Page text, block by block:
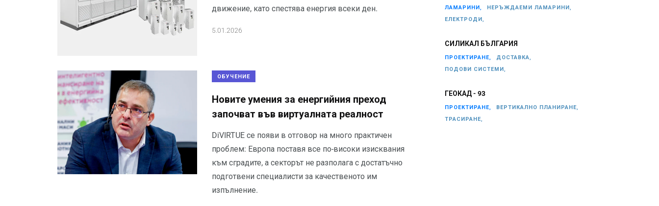
движение, като спестява енергия всеки ден.
5.01.2026
ОБУЧЕНИЕ
Новите умения за енергийния преход
започват във виртуалната реалност
DiVIRTUE се появи в отговор на много практичен
проблем: Европа поставя все по-високи изисквания
към сградите, а секторът не разполага с достатъчно
подготвени специалисти за качественото им
изпълнение.
ЛАМАРИНИ,
НЕРЪЖДАЕМИ ЛАМАРИНИ,
ЕЛЕКТРОДИ,
СИЛИКАЛ БЪЛГАРИЯ
ПРОЕКТИРАНЕ,
ДОСТАВКА,
ПОДОВИ СИСТЕМИ,
ГЕОКАД - 93
ПРОЕКТИРАНЕ,
ВЕРТИКАЛНО ПЛАНИРАНЕ,
ТРАСИРАНЕ,